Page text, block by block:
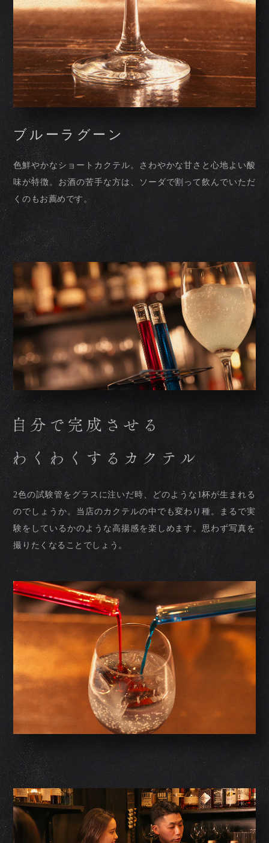
ブルーラグーン
色鮮やかなショートカクテル。
さわやかな甘さと心地よい酸
味が特徴。 お酒の苦手な方は、
ソーダで割って飲んでいただ
くのもお薦めです。
2色の試験管をグラスに注いだ時、どのような1杯が生まれる
のでしょうか。 当店のカクテルの中でも変わり種。まるで実
験をしているかのような高揚感を楽しめます。思わず写真を
撮りたくなることでしょう。